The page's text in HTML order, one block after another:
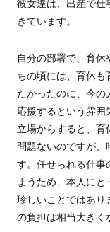
彼女達は、出産で仕
きています。
自分の部署で、育
ちの頃には、育休も
たかったのに、今の
応援するという雰
立場からすると、育
問題ないのですが、
す。任せられる仕事
まうため、本人に
珍しいことではあり
の負担は相当大きく